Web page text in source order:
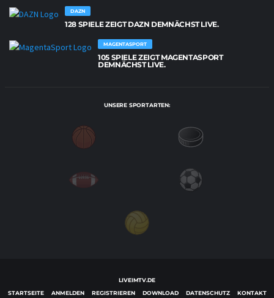
DAZN
128 SPIELE ZEIGT DAZN DEMNÄCHST LIVE.
MAGENTASPORT
105 SPIELE ZEIGT MAGENTASPORT
DEMNÄCHST LIVE.
UNSERE SPORTARTEN:
LIVEIMTV.DE
STARTSEITE
ANMELDEN REGISTRIEREN DOWNLOAD DATENSCHUTZ KONTAKT